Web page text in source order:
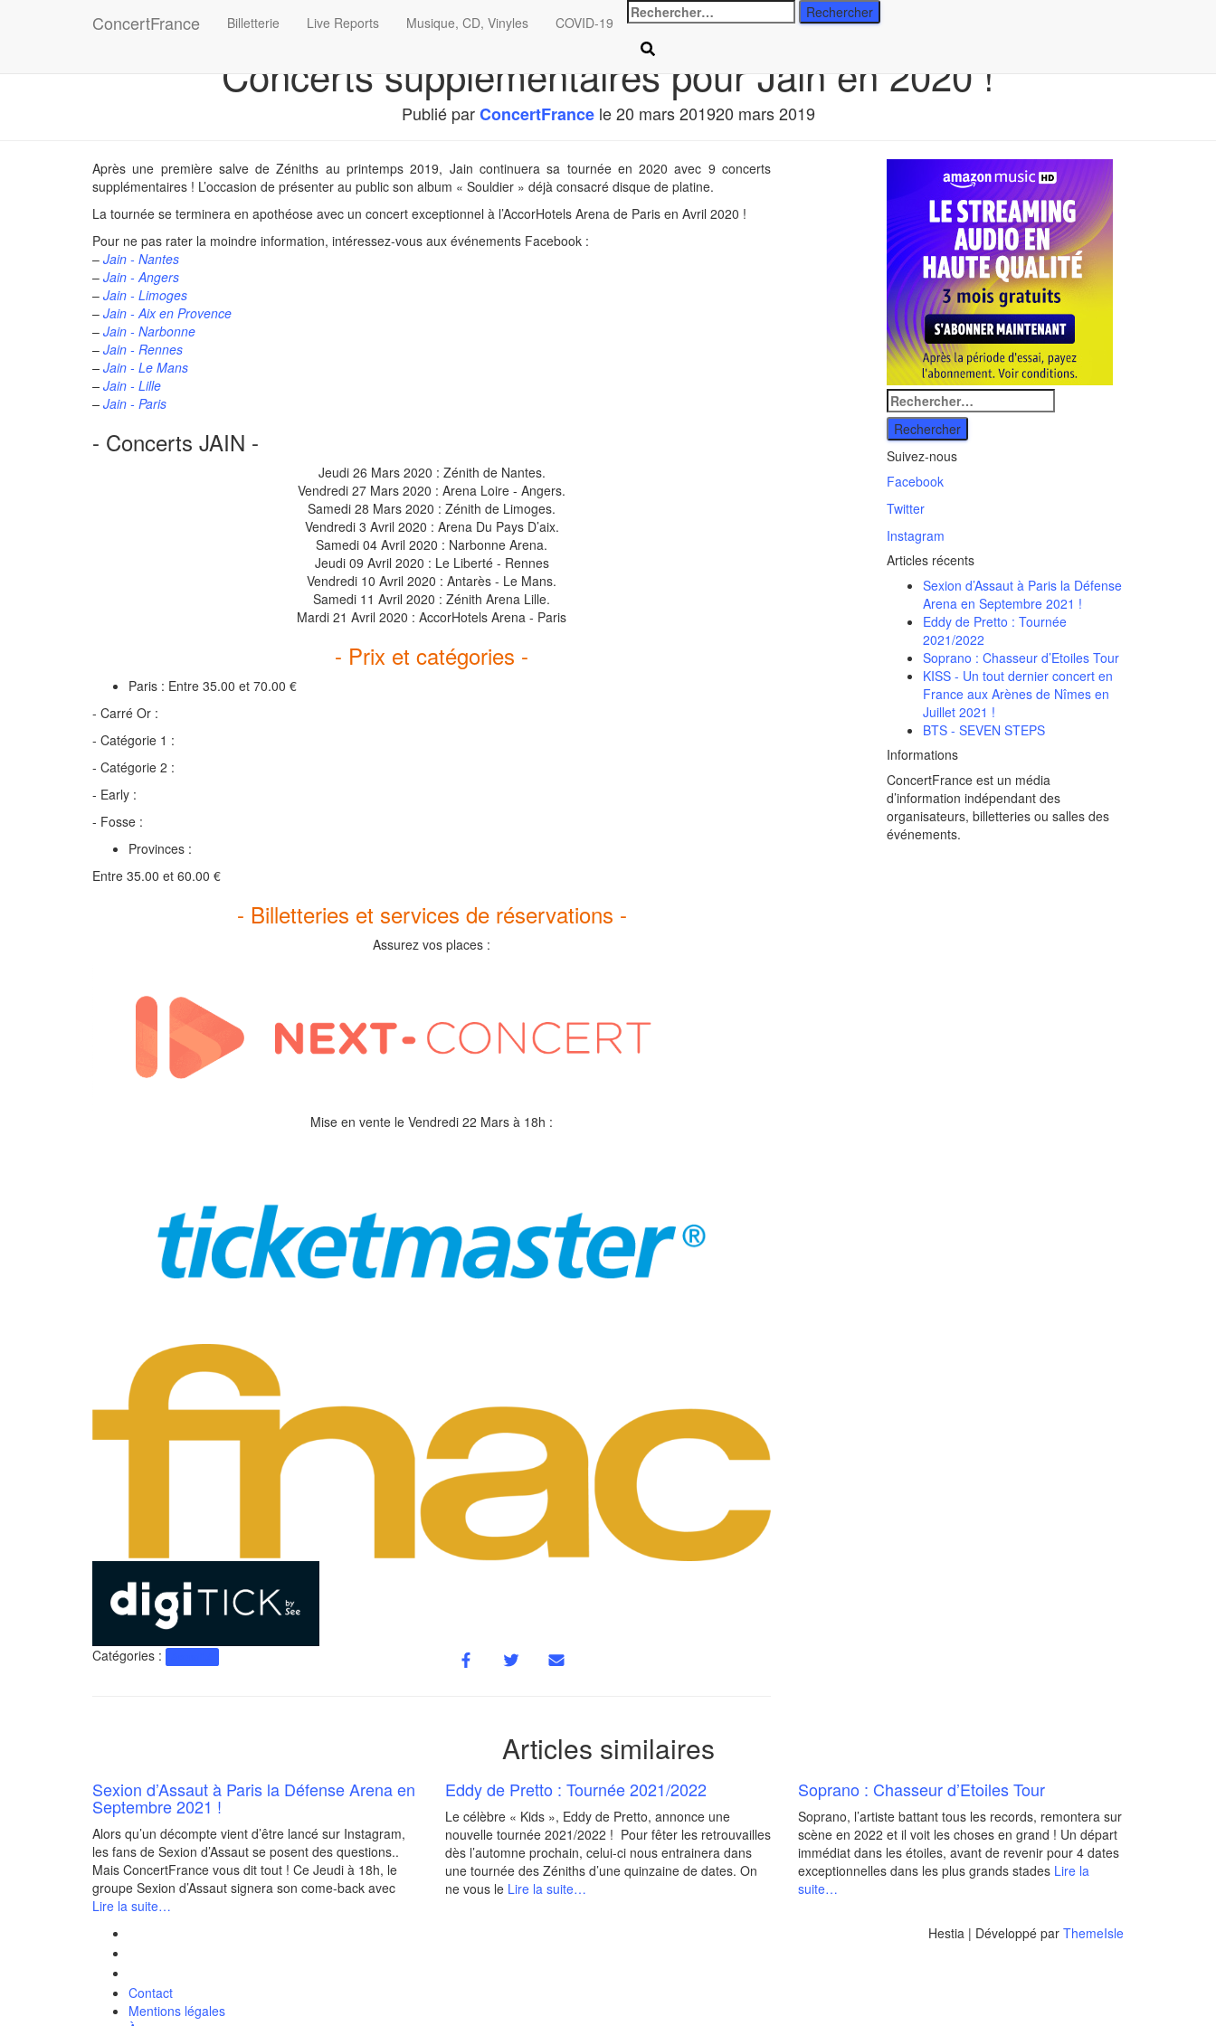
ConcertFrance Billetterie Live Reports Musique, CD, Vinyles COVID-19
Rechercher
:
Concerts supplémentaires pour Jain en 2020 !
Publié parConcertFrancele20 mars 201920 mars 2019
Après une première salve de Zéniths au printemps 2019, Jain continuera sa tournée en 2020 avec 9 concerts
supplémentaires ! L’occasion de présenter au public son album « Souldier » déjà consacré disque de platine.
La tournée se terminera en apothéose avec un concert exceptionnel à l’AccorHotels Arena de Paris en Avril 2020 !
Pour ne pas rater la moindre information, intéressez-vous aux événements Facebook :
– Jain - Nantes
– Jain - Angers
– Jain - Limoges
– Jain - Aix en Provence
– Jain - Narbonne
– Jain - Rennes
– Jain - Le Mans
– Jain - Lille
– Jain - Paris
- Concerts JAIN -
Jeudi 26 Mars 2020 : Zénith de Nantes.
Vendredi 27 Mars 2020 : Arena Loire - Angers.
Samedi 28 Mars 2020 : Zénith de Limoges.
Vendredi 3 Avril 2020 : Arena Du Pays D’aix.
Samedi 04 Avril 2020 : Narbonne Arena.
Jeudi 09 Avril 2020 : Le Liberté - Rennes
Vendredi 10 Avril 2020 : Antarès - Le Mans.
Samedi 11 Avril 2020 : Zénith Arena Lille.
Mardi 21 Avril 2020 : AccorHotels Arena - Paris
- Prix et catégories -
Paris : Entre 35.00 et 70.00 €
- Carré Or :
- Catégorie 1 :
- Catégorie 2 :
- Early :
- Fosse :
Provinces :
Entre 35.00 et 60.00 €
- Billetteries et services de réservations -
Assurez vos places :
Mise en vente le Vendredi 22 Mars à 18h :
Catégories :
Rechercher
:
Suivez-nous
Facebook
Twitter
Instagram
Articles récents
Sexion d’Assaut à Paris la Défense
Arena en Septembre 2021 !
Eddy de Pretto : Tournée
2021/2022
Soprano : Chasseur d’Etoiles Tour
KISS - Un tout dernier concert en
France aux Arènes de Nîmes en
Juillet 2021 !
BTS - SEVEN STEPS
Informations
ConcertFrance est un média
d’information indépendant des
organisateurs, billetteries ou salles des
événements.
Articles similaires
Sexion d’Assaut à Paris la Défense Arena en
Septembre 2021 !
Alors qu’un décompte vient d’être lancé sur Instagram,
les fans de Sexion d’Assaut se posent des questions..
Mais ConcertFrance vous dit tout ! Ce Jeudi à 18h, le
groupe Sexion d’Assaut signera son come-back avec
Lire la suite…
Eddy de Pretto : Tournée 2021/2022
Le célèbre « Kids », Eddy de Pretto, annonce une
nouvelle tournée 2021/2022 ! Pour fêter les retrouvailles
dès l’automne prochain, celui-ci nous entrainera dans
une tournée des Zéniths d’une quinzaine de dates. On
ne vous le Lire la suite…
Soprano : Chasseur d’Etoiles Tour
Soprano, l’artiste battant tous les records, remontera sur
scène en 2022 et il voit les choses en grand ! Un départ
immédiat dans les étoiles, avant de revenir pour 4 dates
exceptionnelles dans les plus grands stades Lire la
suite…
Contact
Mentions légales
Hestia | Développé par ThemeIsle